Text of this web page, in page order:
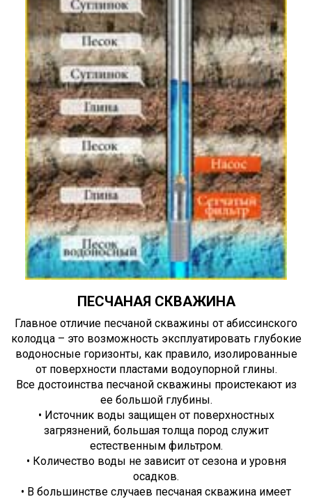
ПЕСЧАНАЯ СКВАЖИНА
Главное отличие песчаной скважины от абиссинского
колодца – это возможность эксплуатировать глубокие
водоносные горизонты, как правило, изолированные
от поверхности пластами водоупорной глины.
Все достоинства песчаной скважины проистекают из
ее большой глубины.
• Источник воды защищен от поверхностных
загрязнений, большая толща пород служит
естественным фильтром.
• Количество воды не зависит от сезона и уровня
осадков.
• В большинстве случаев песчаная скважина имеет